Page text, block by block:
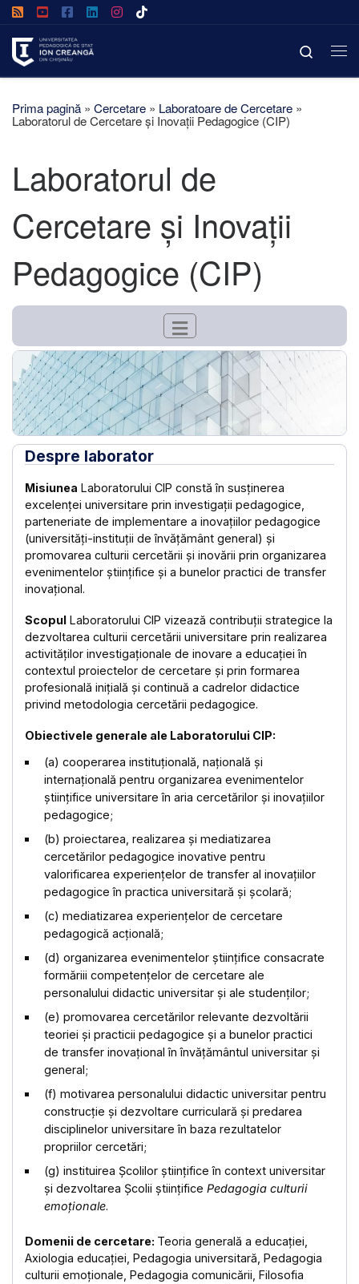
Afișează întregul conținut
Search
Prima pagină » Cercetare » Laboratoare de Cercetare »
Laboratorul de Cercetare și Inovații Pedagogice (CIP)
Laboratorul de
Cercetare și Inovații
Pedagogice (CIP)
Despre laborator
Misiunea Laboratorului CIP constă în susținerea
excelenței universitare prin investigații pedagogice,
parteneriate de implementare a inovațiilor pedagogice
(universități-instituții de învățământ general) și
promovarea culturii cercetării și inovării prin organizarea
evenimentelor științifice și a bunelor practici de transfer
inovațional.
Scopul Laboratorului CIP vizează contribuții strategice la
dezvoltarea culturii cercetării universitare prin realizarea
activităților investigaționale de inovare a educației în
contextul proiectelor de cercetare și prin formarea
profesională inițială și continuă a cadrelor didactice
privind metodologia cercetării pedagogice.
Obiectivele generale ale Laboratorului CIP:
(a) cooperarea instituțională, națională și
internațională pentru organizarea evenimentelor
științifice universitare în aria cercetărilor și inovațiilor
pedagogice;
(b) proiectarea, realizarea și mediatizarea
cercetărilor pedagogice inovative pentru
valorificarea experiențelor de transfer al inovațiilor
pedagogice în practica universitară și școlară;
(c) mediatizarea experiențelor de cercetare
pedagogică acțională;
(d) organizarea evenimentelor științifice consacrate
formăriii competențelor de cercetare ale
personalului didactic universitar și ale studenților;
(e) promovarea cercetărilor relevante dezvoltării
teoriei și practicii pedagogice și a bunelor practici
de transfer inovațional în învățământul universitar și
general;
(f) motivarea personalului didactic universitar pentru
construcție și dezvoltare curriculară și predarea
disciplinelor universitare în baza rezultatelor
propriilor cercetări;
(g) instituirea Școlilor științifice în context universitar
și dezvoltarea Școlii științifice Pedagogia culturii
emoționale.
Domenii de cercetare: Teoria generală a educației,
Axiologia educației, Pedagogia universitară, Pedagogia
culturii emoționale, Pedagogia comunicării, Filosofia